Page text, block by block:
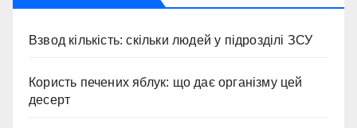
Взвод кількість: скільки людей у підрозділі ЗСУ
Користь печених яблук: що дає організму цей
десерт